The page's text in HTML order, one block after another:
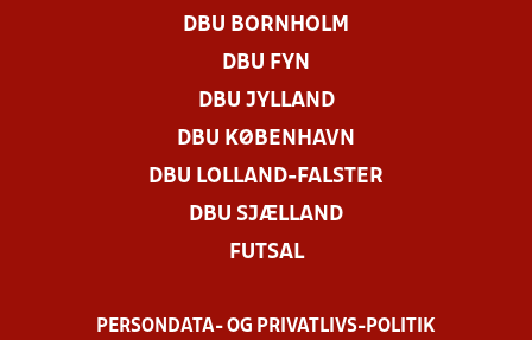
DBU BORNHOLM
DBU FYN
DBU JYLLAND
DBU KØBENHAVN
DBU LOLLAND-FALSTER
DBU SJÆLLAND
FUTSAL
PERSONDATA- OG PRIVATLIVS-POLITIK